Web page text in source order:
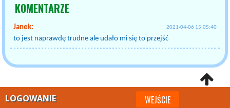
KOMENTARZE
Janek: 2021-04-06 15:05:40
to jest naprawdę trudne ale udało mi się to przejść
LOGOWANIE WEJŚCIE